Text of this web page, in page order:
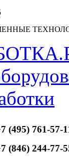
(495) 761-57-
(846) 244-77-